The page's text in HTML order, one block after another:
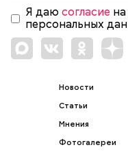
Я даю согласие
персональных
Новости
Статьи
Мнения
Фотогалереи